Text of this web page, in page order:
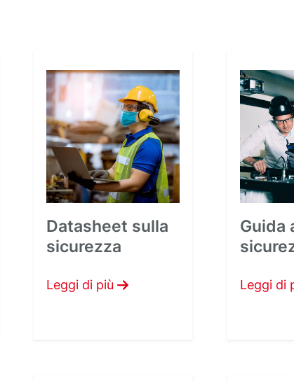
Datasheet sulla
sicurezza
Leggi di più
Guida
Leggi di